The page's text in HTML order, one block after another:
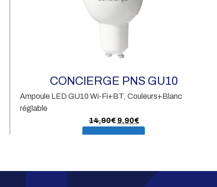
CONCIERGE PNS GU10
Ampoule LED GU10 Wi-Fi+BT, Couleurs+Blanc
réglable
14,90€ Le
9,90€Le